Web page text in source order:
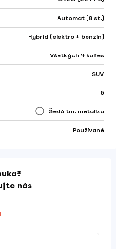
Automat (8 st.)
Hybrid (elektro + benzín)
Všetkých 4 kolies
SUV
5
Šedá tm. metalíza
Používané
nás